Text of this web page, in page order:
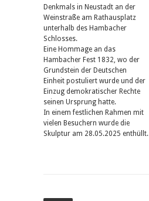
Denkmals in Neustadt an der
Weinstraße am Rathausplatz
unterhalb des Hambacher
Schlosses.
Eine Hommage an das
Hambacher Fest 1832, wo der
Grundstein der Deutschen
Einheit postuliert wurde und der
Einzug demokratischer Rechte
seinen Ursprung hatte.
In einem festlichen Rahmen mit
vielen Besuchern wurde die
Skulptur am 28.05.2025 enthüllt.